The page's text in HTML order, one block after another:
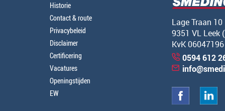
Historie
Contact & route
Privacybeleid
Disclaimer
Certificering
Vacatures
Openingstijden
EW
Lage Traan 10
9351 VL Leek
KvK 06047196
0594 612